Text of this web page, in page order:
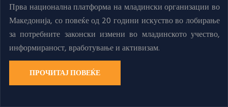
Прва национална платформа на младински организации во
Македонија, со повеќе од 20 години искуство во лобирање
за потребните законски измени во младинското учество,
информираност, вработување и активизам.
ПРОЧИТАЈ ПОВЕЌЕ